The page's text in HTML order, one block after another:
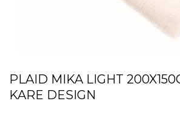
PLAID MIKA LIGHT
KARE DESIGN